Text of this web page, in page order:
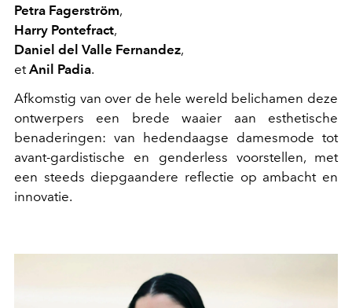
Petra Fagerström,
Harry Pontefract,
Daniel del Valle Fernandez,
etAnil Padia.
Afkomstig van over de hele wereld belichamen deze
ontwerpers een brede waaier aan esthetische
benaderingen: van hedendaagse damesmode tot
avant-gardistische en genderless voorstellen, met
een steeds diepgaandere reflectie op ambacht en
innovatie.